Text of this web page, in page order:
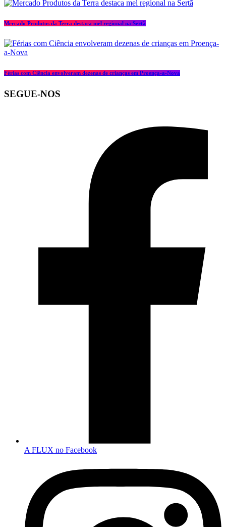
Mercado Produtos da Terra destaca mel regional na Sertã
Férias com Ciência envolveram dezenas de crianças em Proença-a-Nova
SEGUE-NOS
A FLUX no Facebook